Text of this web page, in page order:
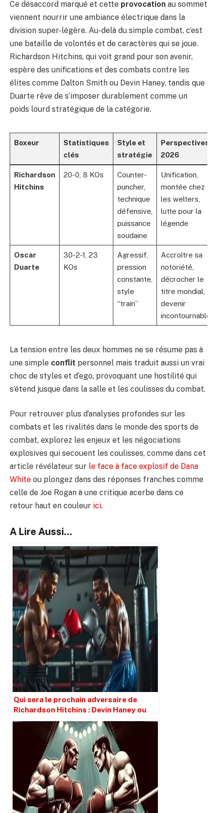
Ce désaccord marqué et cette provocation au sommet
viennent nourrir une ambiance électrique dans la
division super-légère. Au-delà du simple combat, c’est
une bataille de volontés et de caractères qui se joue.
Richardson Hitchins, qui voit grand pour son avenir,
espère des unifications et des combats contre les
élites comme Dalton Smith ou Devin Haney, tandis que
Duarte rêve de s’imposer durablement comme un
poids lourd stratégique de la catégorie.
Boxeur
Statistiques
clés
Style et
stratégie
Perspectives
2026
Richardson
Hitchins
20-0, 8 KOs
Counter-
puncher,
technique
défensive,
puissance
soudaine
Unification,
montée chez
les welters,
lutte pour la
légende
Oscar
Duarte
30-2-1, 23
KOs
Agressif,
pression
constante,
style
“train”
Accroître sa
notoriété,
décrocher le
titre mondial,
devenir
incontournable
La tension entre les deux hommes ne se résume pas à
une simple conflit personnel mais traduit aussi un vrai
choc de styles et d’ego, provoquant une hostilité qui
s’étend jusque dans la salle et les coulisses du combat.
Pour retrouver plus d’analyses profondes sur les
combats et les rivalités dans le monde des sports de
combat, explorez les enjeux et les négociations
explosives qui secouent les coulisses, comme dans cet
article révélateur sur le face à face explosif de Dana
White ou plongez dans des réponses franches comme
celle de Joe Rogan à une critique acerbe dans ce
retour haut en couleur ici.
A Lire Aussi...
Qui sera le prochain adversaire de
Richardson Hitchins : Devin Haney ou
Teofimo Lopez Jnr ?